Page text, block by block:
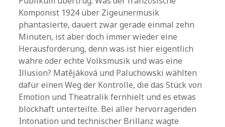
Komponist 1924 über Zigeunermusik
phantasierte, dauert zwar gerade einmal zehn
Minuten, ist aber doch immer wieder eine
Herausforderung, denn was ist hier eigentlich
wahre oder echte Volksmusik und was eine
Illusion? Matějáková und Paluchowski wählten
dafür einen Weg der Kontrolle, die das Stück von
Emotion und Theatralik fernhielt und es etwas
blockhaft unterteilte. Bei aller hervorragenden
Intonation und technischer Brillanz wagte